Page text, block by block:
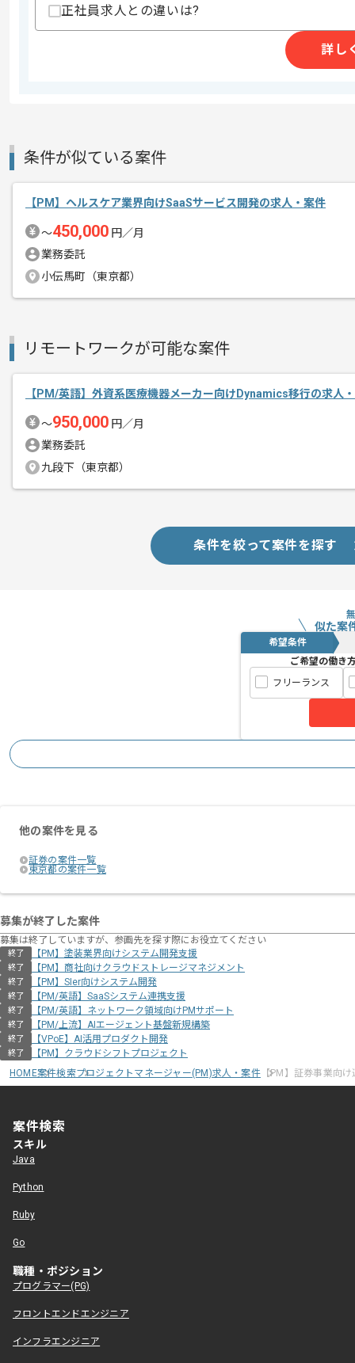
精算条件
精算基準時間
150時間〜200時間
エージェントからのコ
メント
複数案件を保有している企業ですので、
新しいアイディアや技術を積極的に導入
スキルアップされたい方、長期的に参
正社員求人との違いは?
詳し
条件が似ている案件
【PM】ヘルスケア業界向けSaaSサービス開発の求人・案件
〜450,000 円／月
業務委託
小伝馬町（東京都）
リモートワークが可能な案件
【PM/英語】外資系医療機器メーカー向けDynamics移行の求人
〜950,000 円／月
業務委託
九段下（東京都）
条件を絞って案件を探す
似た案
希望条件
ご希望の働き
フリーランス
他の案件を見る
証券の案件一覧
東京都の案件一覧
募集が終了した案件
募集は終了していますが、参画先を探す際にお役立てください
終了 【PM】塗装業界向けシステム開発支援
終了 【PM】商社向けクラウドストレージマネジメント
終了 【PM】SIer向けシステム開発
終了 【PM/英語】SaaSシステム連携支援
終了 【PM/英語】ネットワーク領域向けPMサポート
終了 【PM/上流】AIエージェント基盤新規構築
終了 【VPoE】AI活用プロダクト開発
終了
【PM】クラウドシフトプロジェクト
HOME案件検索プロジェクトマネージャー(PM)求人・案件【PM】証券事業向
案件検索
スキル
Java
Python
Ruby
Go
職種・ポジション
プログラマー(PG)
フロントエンドエンジニア
インフラエンジニア